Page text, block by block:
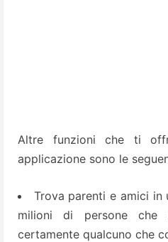
Altre funzioni che ti
applicazione sono le
Trova parenti e amici
milioni di persone che
certamente qualcuno che